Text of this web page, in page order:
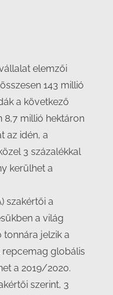
elemzői
143 millió
a következő
8,7 millió hektáron
az idén, a
3 százalékkal
kerülhet a
szakértői a
a világ
jelzik a
repcemag globális
a 2019/2020.
szerint, 3